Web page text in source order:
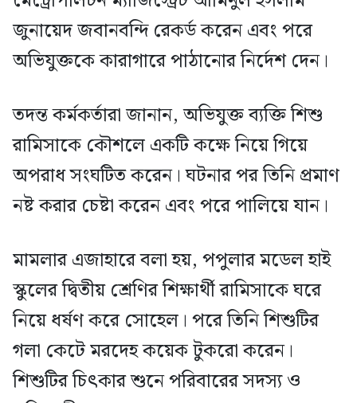
জুনায়েদ জবানবন্দি রেকর্ড করেন এবং পরে
অভিযুক্তকে কারাগারে পাঠানোর নির্দেশ দেন।
তদন্ত কর্মকর্তারা জানান, অভিযুক্ত ব্যক্তি শিশু
রামিসাকে কৌশলে একটি কক্ষে নিয়ে গিয়ে
অপরাধ সংঘটিত করেন। ঘটনার পর তিনি প্রমাণ
নষ্ট করার চেষ্টা করেন এবং পরে পালিয়ে যান।
মামলার এজাহারে বলা হয়, পপুলার মডেল হাই
স্কুলের দ্বিতীয় শ্রেণির শিক্ষার্থী রামিসাকে ঘরে
নিয়ে ধর্ষণ করে সোহেল। পরে তিনি শিশুটির
গলা কেটে মরদেহ কয়েক টুকরো করেন।
শিশুটির চিৎকার শুনে পরিবারের সদস্য ও